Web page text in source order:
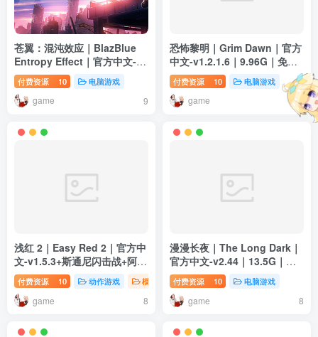
苍翼：混沌效应｜BlazBlue
Entropy Effect｜官方中文-
v1.0.5.115054.0｜10G｜免安
装付费资源 10 电脑游戏
game 9
恐怖黎明｜Grim Dawn｜官方
中文-v1.2.1.6｜9.96G｜免安
装付费资源 10 电脑游戏
game 8
浅红 2｜Easy Red 2｜官方中
文-v1.5.3+斯通尼闪击战+阿登
突出部+DLC｜15.2G｜免安装
付费资源 10 动作游戏 模拟游戏 电脑游戏
game 8
漫漫长夜｜The Long Dark｜
官方中文-v2.44｜13.5G｜免
安装
付费资源 10 电脑游戏
game 8